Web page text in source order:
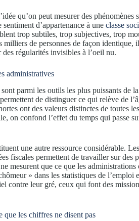
qu’on peut mesurer des
d’appartenance à une classe
trop subtiles, trop subjectives, trop
milliers de personnes de façon
régularités invisibles à l’oeil nu.
administratives
parmi les outils les plus puissants de
de distinguer ce qui relève de
ont des valeurs distinctes de toutes
on confond l’effet du temps qui passe
une autre ressource considérable.
fiscales permettent de travailler sur
mesurent que ce que les
» dans les statistiques de
contre leur gré, ceux qui font des
que les chiffres ne disent pas